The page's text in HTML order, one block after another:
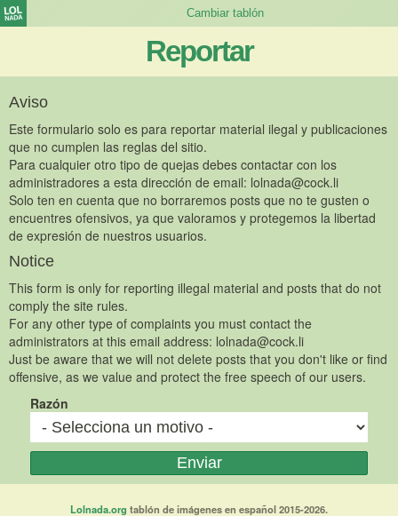
Reportar
Aviso
Este formulario solo es para reportar material ilegal y publicaciones
que no cumplen las reglas del sitio.
Para cualquier otro tipo de quejas debes contactar con los
administradores a esta dirección de email: lolnada@cock.li
Solo ten en cuenta que no borraremos posts que no te gusten o
encuentres ofensivos, ya que valoramos y protegemos la libertad
de expresión de nuestros usuarios.
Notice
This form is only for reporting illegal material and posts that do not
comply the site rules.
For any other type of complaints you must contact the
administrators at this email address: lolnada@cock.li
Just be aware that we will not delete posts that you don't like or find
offensive, as we value and protect the free speech of our users.
Razón
Lolnada.org tablón de imágenes en español 2015-2026.